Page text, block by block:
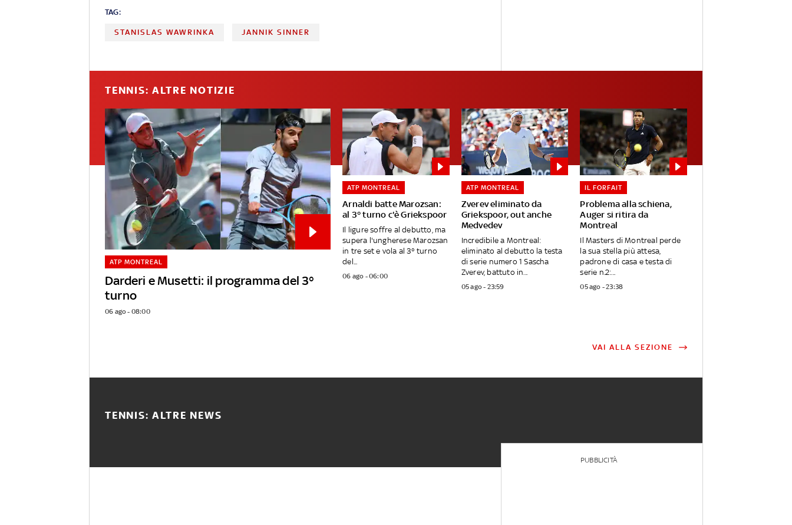
TAG:
STANISLAS WAWRINKA JANNIK SINNER
TENNIS: ALTRE NOTIZIE
Darderi e Musetti: il programma del 3°
turno
ATP MONTREAL
06 ago - 08:00
Arnaldi batte Marozsan:
al 3° turno c'è Griekspoor
ATP MONTREAL
Il ligure soffre al debutto, ma
supera l'ungherese Marozsan
in tre set e vola al 3° turno
del...
06 ago - 06:00
Zverev eliminato da
Griekspoor, out anche
Medvedev
ATP MONTREAL
Incredibile a Montreal:
eliminato al debutto la testa
di serie numero 1 Sascha
Zverev, battuto in...
05 ago - 23:59
Problema alla schiena,
Auger si ritira da
Montreal
IL FORFAIT
Il Masters di Montreal perde
la sua stella più attesa,
padrone di casa e testa di
serie n.2:...
05 ago - 23:38
VAI ALLA SEZIONE
TENNIS: ALTRE NEWS
PUBBLICITÀ